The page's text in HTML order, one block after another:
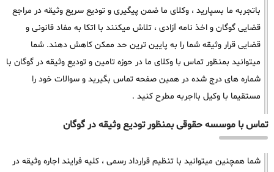
باتجربه ما بسپارید ، وکلای ما ضمن پیگیری و تودیع سریع وثیقه در مراجع
قضایی گوگان و اخذ نامه آزادی ، تلاش میکنند با اتکا به مفاد قانونی و
قضایی قرار وثیقه شما را به پایین ترین حد ممکن کاهش دهند. شما
میتوانید بمنظور تماس با وکلای ما در حوزه تامین و تودیع وثیقه در گوگان با
شماره های درج شده در همین صفحه تماس بگیرید و سوالات خود را
مستقیما با وکیل بااجربه مطرح کنید .
تماس با موسسه حقوقی بمنظور تودیع وثیقه در گوگان
شما همچنین میتوانید با تنظیم قرارداد رسمی ، کلیه فرایند اجاره وثیقه در